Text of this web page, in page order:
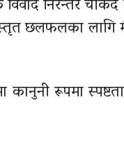
निरन्तर
छलफलका लागि
रूपमा